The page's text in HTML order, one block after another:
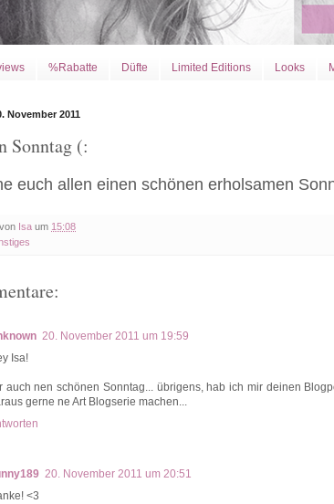
%Rabatte Düfte Limited Editions Looks
November 2011
Sonntag (:
euch allen einen schönen erholsamen
Isa um 15:08
20. November 2011 um 19:59
Isa!
auch nen schönen Sonntag... übrigens, hab ich mir deinen
gerne ne Art Blogserie machen...
20. November 2011 um 20:51
<3